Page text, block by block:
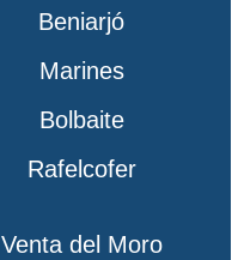
Beniarjó
Marines
Bolbaite
Rafelcofer
Venta del Moro